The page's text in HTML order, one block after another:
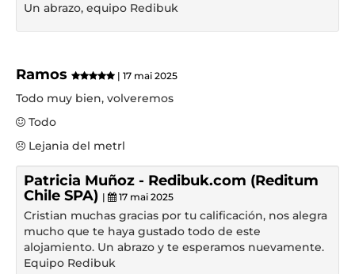
Un abrazo, equipo Redibuk
Ramos | 17 mai 2025
Todo muy bien, volveremos
Todo
Lejania del metrl
Patricia Muñoz - Redibuk.com (Reditum
Chile SPA) | 17 mai 2025
Cristian muchas gracias por tu calificación, nos alegra
mucho que te haya gustado todo de este
alojamiento. Un abrazo y te esperamos nuevamente.
Equipo Redibuk